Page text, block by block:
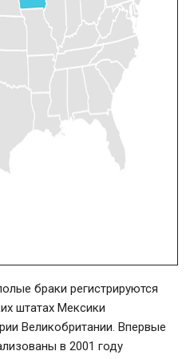
браки регистрируются
штатах Мексики
Великобритании. Впервые
в 2001 году